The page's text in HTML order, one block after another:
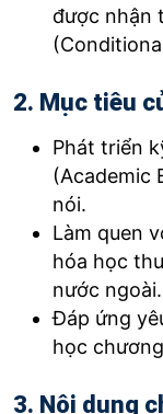
được nhận
2. Mục tiêu
Phát triển
(Academic
nói.
Làm quen
hóa học
nước ngoài.
Đáp ứng
học
3. Nội dung